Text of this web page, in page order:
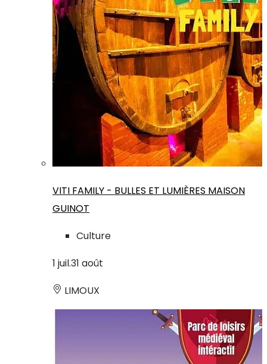
VITI FAMILY - BULLES ET LUMIÈRES MAISON
GUINOT
Culture
1 juil.31 août
LIMOUX